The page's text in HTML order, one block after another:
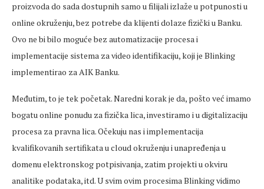
proizvoda do sada dostupnih samo u filijali izlaže u potpunosti u
online okruženju, bez potrebe da klijenti dolaze fizički u Banku.
Ovo ne bi bilo moguće bez automatizacije procesa i
implementacije sistema za video identifikaciju, koji je Blinking
implementirao za AIK Banku.
Međutim, to je tek početak. Naredni korak je da, pošto već imamo
bogatu online ponudu za fizička lica, investiramo i u digitalizaciju
procesa za pravna lica. Očekuju nas i implementacija
kvalifikovanih sertifikata u cloud okruženju i unapređenja u
domenu elektronskog potpisivanja, zatim projekti u okviru
analitike podataka, itd. U svim ovim procesima Blinking vidimo